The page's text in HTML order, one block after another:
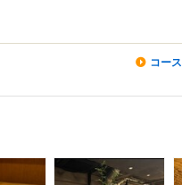
コース